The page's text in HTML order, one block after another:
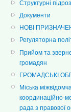
Структурні
Документи
НОВІ
Регуляторна
Прийом та
громадян
ГРОМАДСЬКІ
Міська
координаційно-
рада з правової